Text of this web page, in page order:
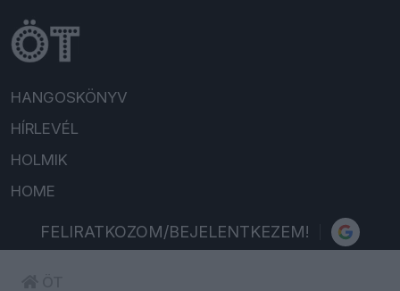
HANGOSKÖNYV
HÍRLEVÉL
HOLMIK
HOME
FELIRATKOZOM/BEJELENTKEZEM!